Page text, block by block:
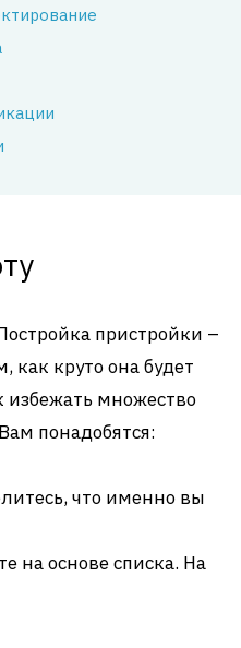
пристройки –
как круто она будет
избежать множество
понадобятся:
что именно вы
на основе списка. На